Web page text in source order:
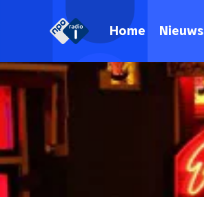
Home Nieuws